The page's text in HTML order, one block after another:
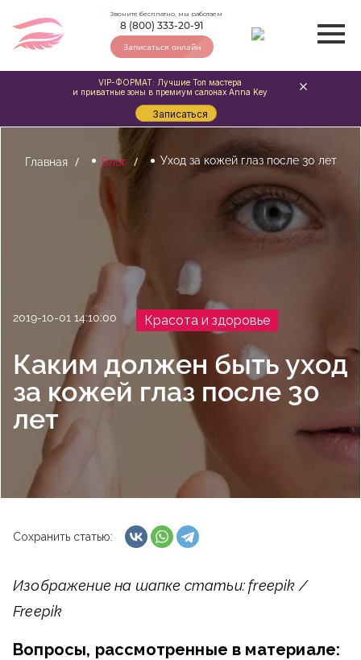
Звоните бесплатно, мы работаем
8 (800) 333-20-91
Записаться онлайн
Главная Блог Уход за кожей глаз после 30 лет
2019-10-01 14:10:00 Красота и здоровье
Каким должен быть уход
за кожей глаз после 30
лет
Сохранить статью:
Изображение на шапке статьи: freepik /
Freepik
Вопросы, рассмотренные в материале:
VIP-ФОРМАТ: Лучшие Топ мастера
и приватные зоны в премиум салонах Anna Key
Записаться